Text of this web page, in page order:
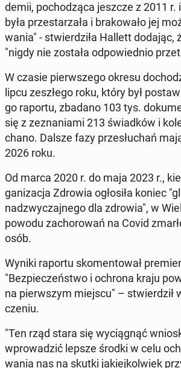
de­mii, po­cho­dzą­ca jeszcze z 2011 r.
była prze­sta­rza­ła i bra­ko­wa­ło jej
wa­nia" - stwier­dzi­ła Hallett dodając,
"nigdy nie została od­po­wied­nio
W czasie pierw­sze­go okresu
lipcu ze­szłe­go roku, który był
go raportu, zbadano 103 tys.
się z ze­zna­nia­mi 213 świad­ków i
cha­no. Dalsze fazy prze­słu­chań
2026 roku.
Od marca 2020 r. do maja 2023 r.,
ga­ni­za­cja Zdrowia ogło­si­ła koniec
nad­zwy­czaj­ne­go dla zdrowia", w
powodu za­cho­ro­wań na Covid
osób.
Wyniki raportu sko­men­to­wał
"Bez­pie­czeń­stwo i ochrona kraju
na pierw­szym miejscu" – stwier­dził
cze­niu.
"Ten rząd stara się wy­cią­gnąć
wpro­wa­dzić lepsze środki w celu
wa­nia nas na skutki ja­kiej­kol­wiek